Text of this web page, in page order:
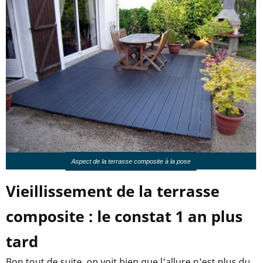
Aspect de la terrasse composite à la pose
Vieillissement de la terrasse
composite : le constat 1 an plus
tard